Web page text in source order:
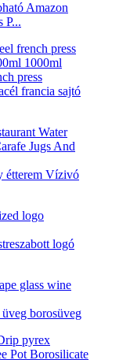
Amazon
P...
francia sajtó
étterem Vízivó
logó
borosüveg